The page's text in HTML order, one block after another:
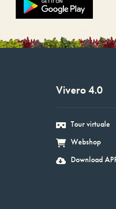
Vivero 4.0
Tour virtuale
Webshop
Download